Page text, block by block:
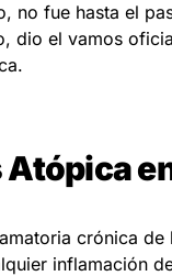
no fue hasta el
dio el vamos
crónica
inflamación